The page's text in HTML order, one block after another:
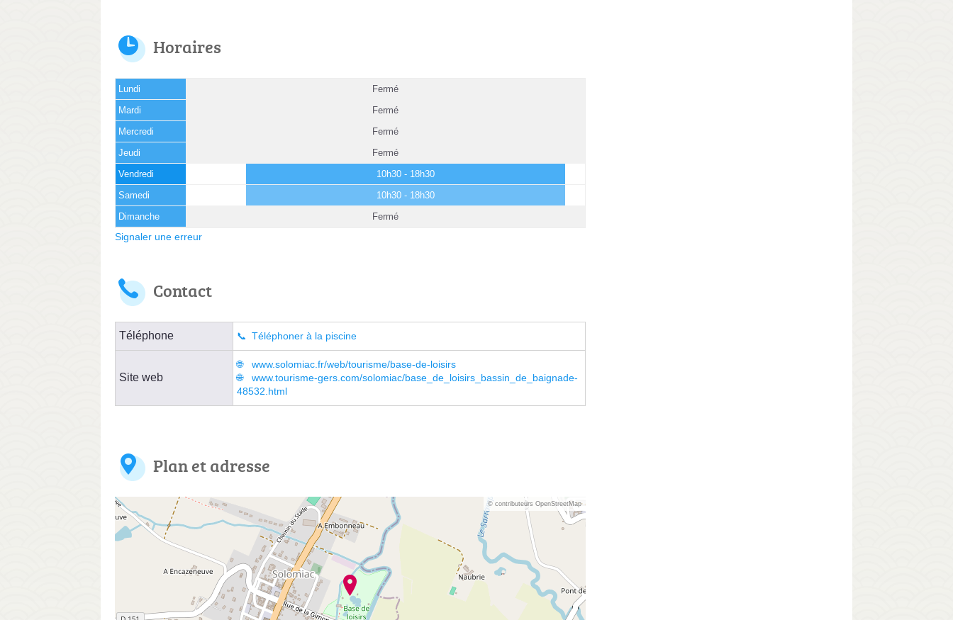
Horaires
Lundi Fermé
Mardi Fermé
Mercredi Fermé
Jeudi Fermé
Vendredi 10h30 - 18h30
Samedi 10h30 - 18h30
Dimanche Fermé
Signaler une erreur
Contact
Téléphone Téléphoner à la piscine
Site web
www.solomiac.fr/web/tourisme/base-de-loisirs
www.tourisme-gers.com/solomiac/base_de_loisirs_bassin_de_baignade-
48532.html
Plan et adresse
© contributeurs OpenStreetMap